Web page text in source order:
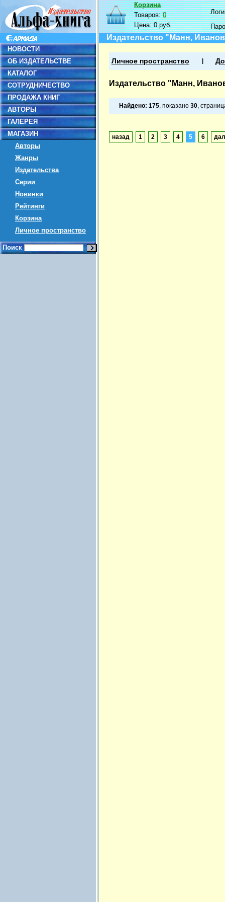
НОВОСТИ
ОБ ИЗДАТЕЛЬСТВЕ
КАТАЛОГ
СОТРУДНИЧЕСТВО
ПРОДАЖА КНИГ
АВТОРЫ
ГАЛЕРЕЯ
МАГАЗИН
Авторы
Жанры
Издательства
Серии
Новинки
Рейтинги
Корзина
Личное пространство
Поиск
Корзина
Товаров:0
Цена:0 руб.
Издательство "Манн,
Личное пространство
Издательство "Манн,
Найдено: 175, показано 30,
назад 1 2 3 4 5 6